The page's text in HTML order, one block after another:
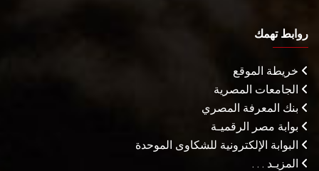
روابط تهمك
خريطة الموقع
الجامعات المصرية
بنك المعرفة المصري
بوابة مصر الرقميـة
البوابة الإلكترونية للشكاوى الموحدة
المزيـد . . .